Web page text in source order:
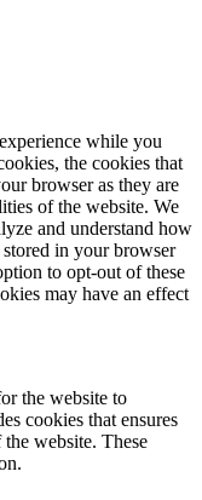
while you
the cookies that
browser as they are
of the website. We
and understand how
in your browser
to opt-out of these
may have an effect
the website to
cookies that ensures
website. These